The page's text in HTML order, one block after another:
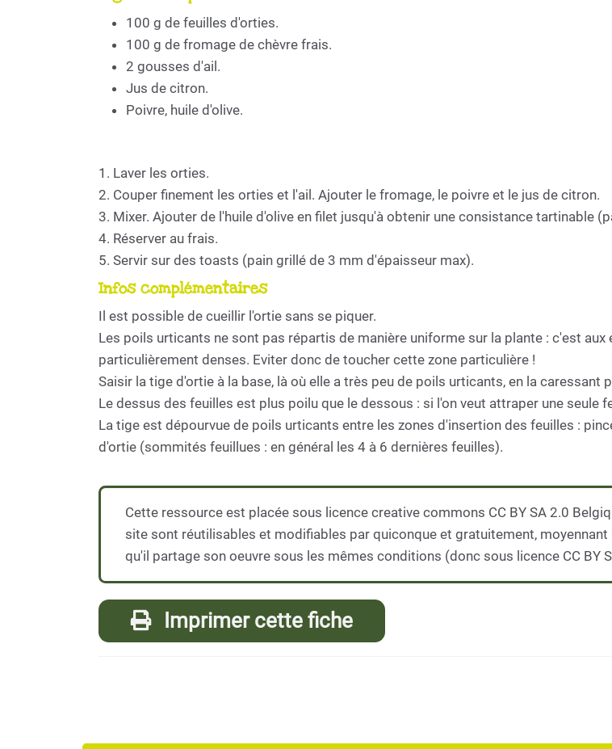
100 g de feuilles d'orties.
100 g de fromage de chèvre frais.
2 gousses d'ail.
Jus de citron.
Poivre, huile d'olive.
1. Laver les orties.
2. Couper finement les orties et l'ail. Ajouter le fromage, le poivre et le jus de citron.
3. Mixer. Ajouter de l'huile d'olive en filet jusqu'à obtenir une consistance tartinable
4. Réserver au frais.
5. Servir sur des toasts (pain grillé de 3 mm d'épaisseur max).
Infos complémentaires
Il est possible de cueillir l'ortie sans se piquer.
Les poils urticants ne sont pas répartis de manière uniforme sur la plante : c'est
particulièrement denses. Eviter donc de toucher cette zone particulière !
Saisir la tige d'ortie à la base, là où elle a très peu de poils urticants, en la caressant
Le dessus des feuilles est plus poilu que le dessous : si l'on veut attraper une seule
La tige est dépourvue de poils urticants entre les zones d'insertion des feuilles :
d'ortie (sommités feuillues : en général les 4 à 6 dernières feuilles).
Cette ressource est placée sous licence creative commons CC BY SA 2.0
site sont réutilisables et modifiables par quiconque et gratuitement,
qu'il partage son oeuvre sous les mêmes conditions (donc sous licence CC BY
Imprimer cette fiche